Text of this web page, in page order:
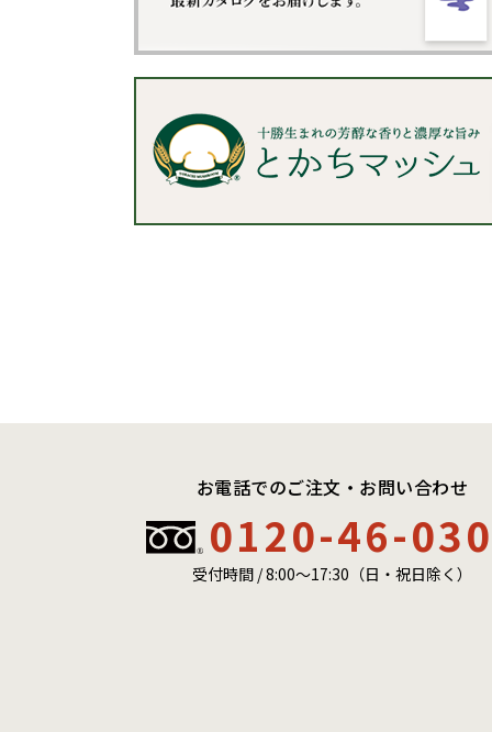
お電話でのご注文・お問い合わせ
0120-46-
受付時間 / 8:00〜17:30（日・祝日除く）